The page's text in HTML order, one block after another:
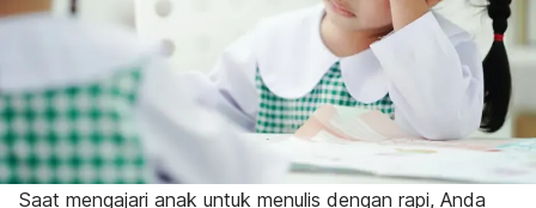
Saat mengajari anak untuk menulis dengan rapi, Anda